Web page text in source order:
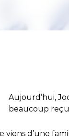
Aujourd’hui,
beaucoup
viens d’une